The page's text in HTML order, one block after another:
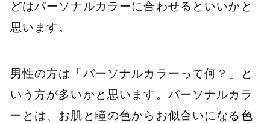
どはパーソナルカラーに合わせるといいかと
思います。
男性の方は「パーソナルカラーって何？」と
いう方が多いかと思います。パーソナルカラ
ーとは、お肌と瞳の色からお似合いになる色